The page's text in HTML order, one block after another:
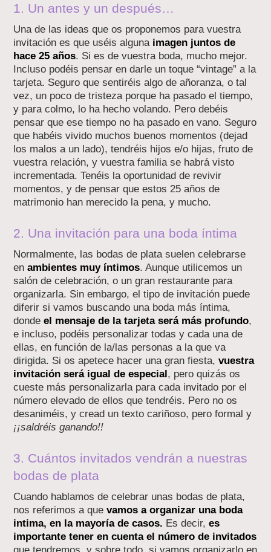
1. Un antes y un después…
Una de las ideas que os proponemos para vuestra
invitación es que uséis alguna imagen juntos de
hace 25 años. Si es de vuestra boda, mucho mejor.
Incluso podéis pensar en darle un toque “vintage” a la
tarjeta. Seguro que sentiréis algo de añoranza, o tal
vez, un poco de tristeza porque ha pasado el tiempo,
y para colmo, lo ha hecho volando. Pero debéis
pensar que ese tiempo no ha pasado en vano. Seguro
que habéis vivido muchos buenos momentos (dejad
los malos a un lado), tendréis hijos e/o hijas, fruto de
vuestra relación, y vuestra familia se habrá visto
incrementada. Tenéis la oportunidad de revivir
momentos, y de pensar que estos 25 años de
matrimonio han merecido la pena, y mucho.
2. Una invitación para una boda íntima
Normalmente, las bodas de plata suelen celebrarse
enambientes muy íntimos. Aunque utilicemos un
salón de celebración, o un gran restaurante para
organizarla. Sin embargo, el tipo de invitación puede
diferir si vamos buscando una boda más íntima,
dondeel mensaje de la tarjeta será más profundo,
e incluso, podéis personalizar todas y cada una de
ellas, en función de la/las personas a la que va
dirigida. Si os apetece hacer una gran fiesta,vuestra
invitación será igual de especial, pero quizás os
cueste más personalizarla para cada invitado por el
número elevado de ellos que tendréis. Pero no os
desaniméis, y cread un texto cariñoso, pero formal y
¡¡saldréis ganando!!
3. Cuántos invitados vendrán a nuestras
bodas de plata
Cuando hablamos de celebrar unas bodas de plata,
nos referimos a quevamos a organizar una boda
intima, en la mayoría de casos. Es decir,es
importante tener en cuenta el número de invitados
que tendremos, y sobre todo, si vamos organizarlo en